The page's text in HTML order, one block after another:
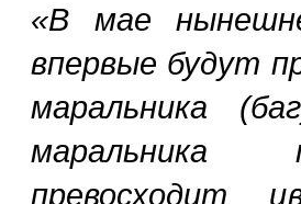
«В мае
впервые будут
маральника
маральника
превосходит